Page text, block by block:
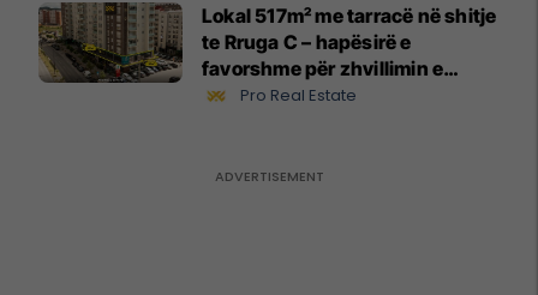
Lokal 517m² me tarracë në shitje
te Rruga C – hapësirë e
favorshme për zhvillimin e
biznesit #15796
Pro Real Estate